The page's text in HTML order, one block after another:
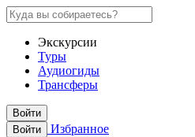
Экскурсии
Туры
Аудиогиды
Трансферы
Войти
Войти
Избранное